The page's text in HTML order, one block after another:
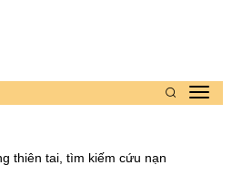
thiên tai, tìm kiếm cứu nạn